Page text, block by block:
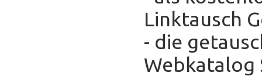
Linktausch
- die
Webkatalog